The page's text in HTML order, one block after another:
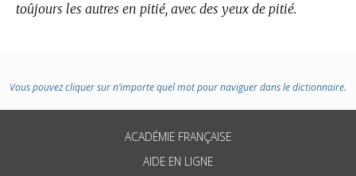
toûjours les autres en pitié, avec des yeux de pitié.
Vous pouvez cliquer sur n’importe quel mot pour naviguer dans le dictionnaire.
ACADÉMIE FRANÇAISE
AIDE EN LIGNE